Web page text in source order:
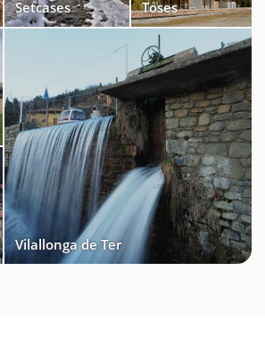
Setcases Toses
Vilallonga de Ter